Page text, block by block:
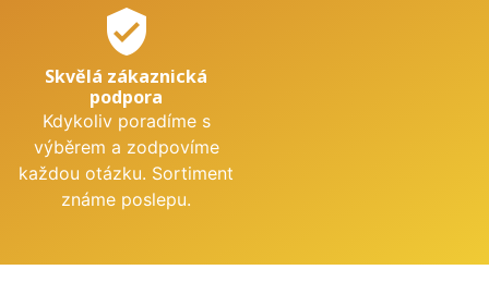
verified_user
Skvělá zákaznická
podpora
Kdykoliv poradíme s
výběrem a zodpovíme
každou otázku. Sortiment
známe poslepu.